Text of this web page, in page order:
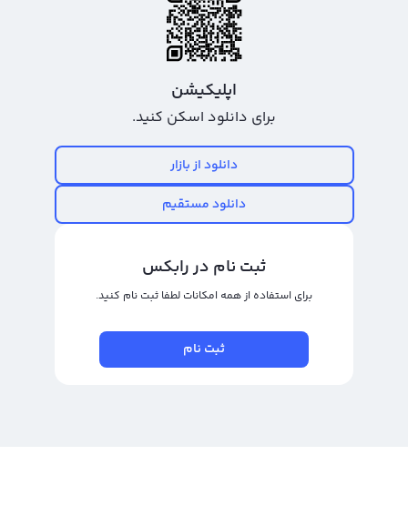
اپلیکیشن
برای دانلود اسکن کنید.
دانلود از بازار
دانلود مستقیم
ثبت نام در رابکس
برای استفاده از همه امکانات لطفا ثبت نام کنید.
ثبت نام